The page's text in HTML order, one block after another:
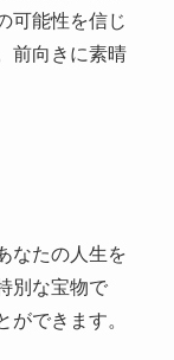
可能性を信じ
前向きに素晴
なたの人生を
別な宝物で
できます。